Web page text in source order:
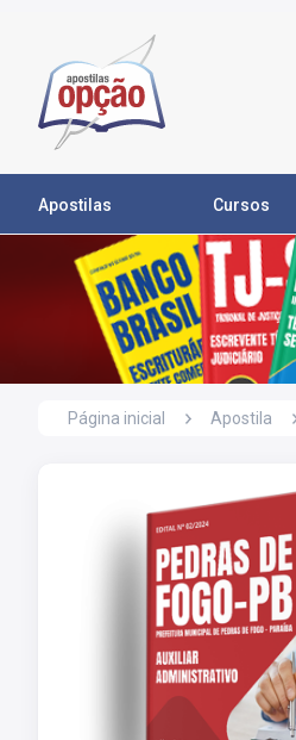
Apostilas Cursos
Página inicial Apostila